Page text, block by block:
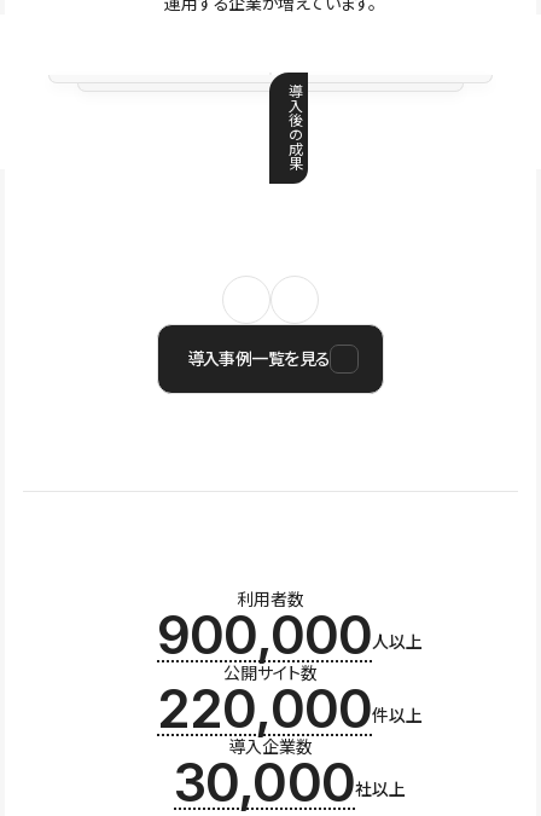
導
入
後
の
成
果
導入事例一覧を見る
利用者数
900,000人以上
公開サイト数
220,000件以上
導入企業数
30,000社以上